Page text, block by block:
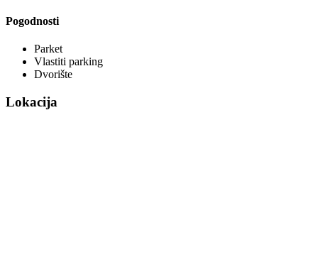
Pogodnosti
Parket
Vlastiti parking
Dvorište
Lokacija